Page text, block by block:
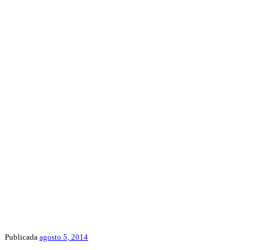
Publicada agosto 5, 2014